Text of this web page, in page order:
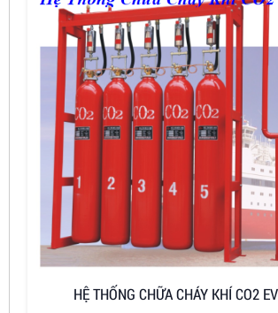
HỆ THỐNG CHỮA CHÁY KHÍ CO2